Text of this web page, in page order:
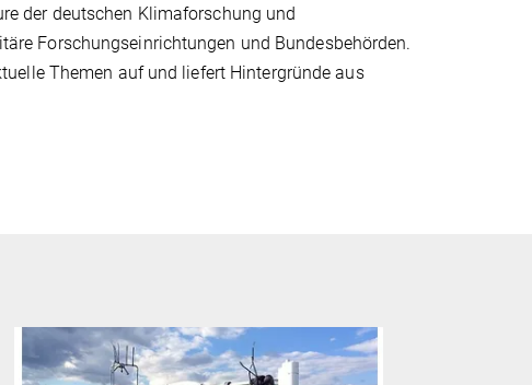
der deutschen Klimaforschung und
Forschungseinrichtungen und Bundesbehörden.
Themen auf und liefert Hintergründe aus